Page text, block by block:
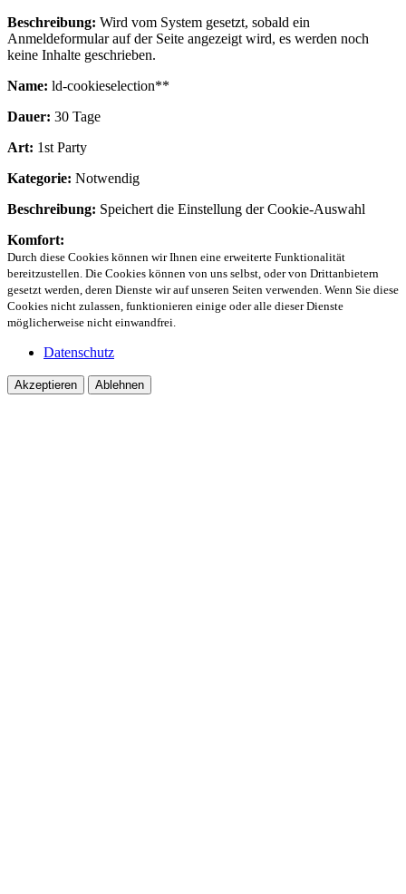
Beschreibung: Wird vom System gesetzt, sobald ein
Anmeldeformular auf der Seite angezeigt wird, es werden noch
keine Inhalte geschrieben.
Name: ld-cookieselection**
Dauer: 30 Tage
Art: 1st Party
Kategorie: Notwendig
Beschreibung: Speichert die Einstellung der Cookie-Auswahl
Komfort:
Durch diese Cookies können wir Ihnen eine erweiterte Funktionalität
bereitzustellen. Die Cookies können von uns selbst, oder von Drittanbietern
gesetzt werden, deren Dienste wir auf unseren Seiten verwenden. Wenn Sie diese
Cookies nicht zulassen, funktionieren einige oder alle dieser Dienste
möglicherweise nicht einwandfrei.
Datenschutz
Akzeptieren Ablehnen